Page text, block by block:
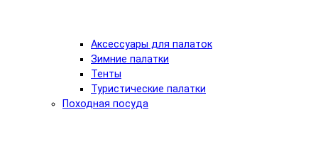
Аксессуары для палаток
Зимние палатки
Тенты
Туристические палатки
Походная посуда